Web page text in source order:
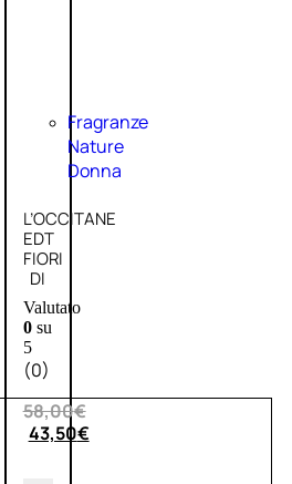
Fragranze
Nature
Donna
L’OCCITANE
EDT
FIORI
DI
Valutato
0su
5
(0)
58,00€
43,50€